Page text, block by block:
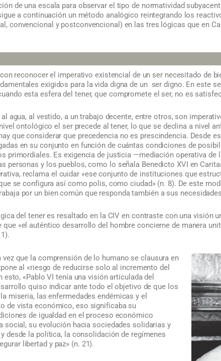
de una escala para observar el tipo de normatividad
a continuación un método analógico reintegrando los
convencional y postconvencional) en las tres lógicas que en
reconocer el imperativo existencial de un ser necesitado de
exigidos para la vida digna de un ser digno. En este
esta esfera del tener, que compromete el ser, no es
agua, al vestido, a un trabajo decente, entre otros, son
ontológico el ser precede al tener, lo que se declina a nivel
que considerar que precedencia no es prescindencia. Desde
en su conjunto en función de cuántas condiciones de
primordiales. Es exigencia de justicia —mediación operativa
personas y los pueblos, como lo señala Benedicto XVI en
reclama el cuidar «ese conjunto de instituciones que
se configura así como polis, como ciudad» (n. 8). De este
por un bien común que responda también a sus
del tener es resaltado en la CIV en contraste con una visión
que «el auténtico desarrollo del hombre concierne de manera
que la comprensión de lo humano se clausura en
al «riesgo de reducirse solo al incremento del
esto, «Pablo VI tenía una visión articulada del
quiso indicar ante todo el objetivo de que los
miseria, las enfermedades endémicas y el
de vista económico, eso significaba su
de igualdad en el proceso económico
social, su evolución hacia sociedades solidarias y
desde la política, la consolidación de regímenes
libertad y paz» (n. 21).